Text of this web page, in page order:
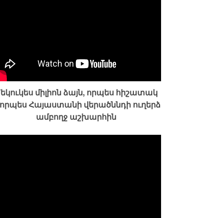
միլիոն ձայն, որպես հիշատակ
Հայաստանի վերածննդի ուղերձ
ամբողջ աշխարհին